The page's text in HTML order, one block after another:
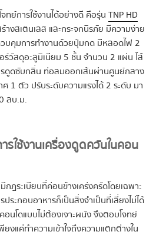
ทย์การใช้งานได้อย่างดี คือรุ่น TNP HD
ร้างสเตนเลส และกระจกนิรภัย มีความง่าย
วบคุมการทำงานด้วยปุ่มกด มีหลอดไฟ 2
ร์วัสดุอะลูมิเนียม 5 ชั้น จำนวน 2 แผ่น ไส้
ดูดซับกลิ่น ท่อลมออกเส้นผ่านศูนย์กลาง
1 ตัว ปรับระดับความแรงได้ 2 ระดับ มา
ลบ.ม.
ใช้งานเครื่องดูดควันในคอน
ฎระเบียบที่ค่อนข้างเคร่งครัดโดยเฉพาะ
ระกอบอาหารก็เป็นสิ่งจำเป็นที่เลี่ยงไม่ได้
อนโดแบบไม่ต้องเจาะผนัง จึงตอบโจทย์
ยงแค่ทำความเข้าใจถึงความแตกต่างใน